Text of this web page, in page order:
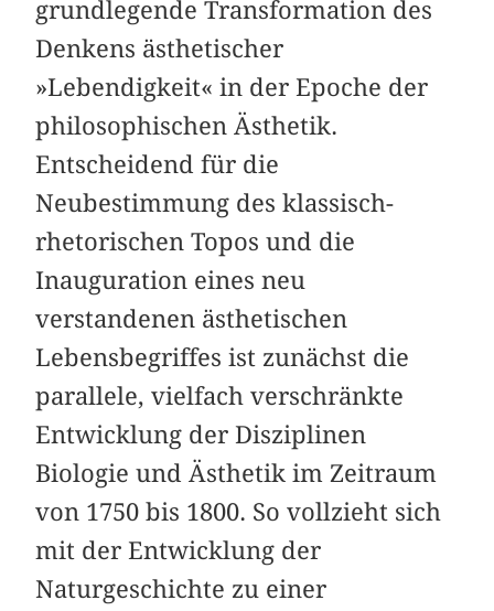
grundlegende Transformation des
Denkens ästhetischer
»Lebendigkeit« in der Epoche der
philosophischen Ästhetik.
Entscheidend für die
Neubestimmung des klassisch-
rhetorischen Topos und die
Inauguration eines neu
verstandenen ästhetischen
Lebensbegriffes ist zunächst die
parallele, vielfach verschränkte
Entwicklung der Disziplinen
Biologie und Ästhetik im Zeitraum
von 1750 bis 1800. So vollzieht sich
mit der Entwicklung der
Naturgeschichte zu einer